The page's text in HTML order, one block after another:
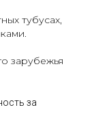
тубусах,
зарубежья
за